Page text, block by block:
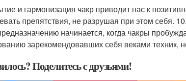
и гармонизация чакр приводит нас к
препятствия, не разрушая при этом себя.
начинается, когда чакры
зарекомендовавших себя веками техник,
Поделитесь с друзьями!